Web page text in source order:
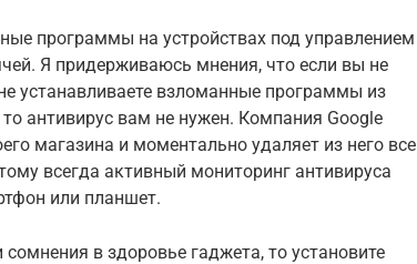
программы на устройствах под управлением
Я придерживаюсь мнения, что если вы не
устанавливаете взломанные программы из
антивирус вам не нужен. Компания Google
магазина и моментально удаляет из него все
всегда активный мониторинг антивируса
или планшет.
в здоровье гаджета, то установите